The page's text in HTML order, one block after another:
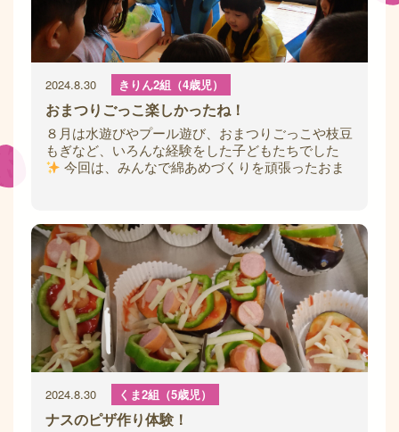
2024.8.30 きりん2組（4歳児）
おまつりごっこ楽しかったね！
８月は水遊びやプール遊び、おまつりごっこや枝豆
もぎなど、いろんな経験をした子どもたちでした
今回は、みんなで綿あめづくりを頑張ったおま
2024.8.30 くま2組（5歳児）
ナスのピザ作り体験！